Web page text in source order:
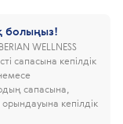
болыңыз!
WELLNESS
сапасына кепілдік
сапасына,
кепілдік